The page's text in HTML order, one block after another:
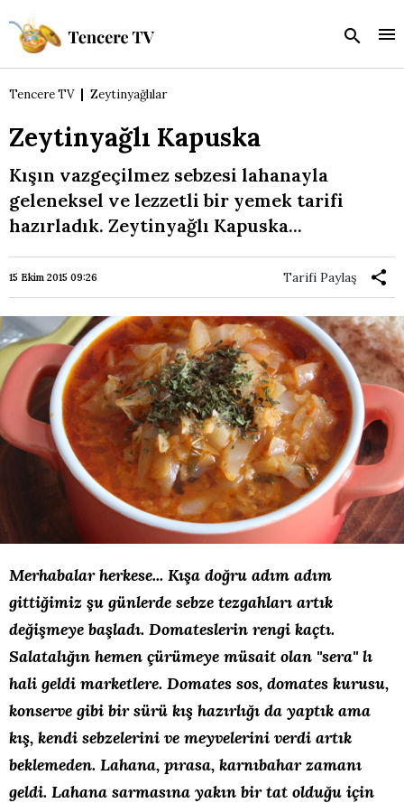
Tencere TV Zeytinyağlılar
Zeytinyağlı Kapuska
Kışın vazgeçilmez sebzesi lahanayla
geleneksel ve lezzetli bir yemek tarifi
hazırladık. Zeytinyağlı Kapuska...
15 Ekim 2015 09:26 Tarifi Paylaş
Merhabalar herkese... Kışa doğru adım adım
gittiğimiz şu günlerde sebze tezgahları artık
değişmeye başladı. Domateslerin rengi kaçtı.
Salatalığın hemen çürümeye müsait olan ''sera'' lı
hali geldi marketlere. Domates sos, domates kurusu,
konserve gibi bir sürü kış hazırlığı da yaptık ama
kış, kendi sebzelerini ve meyvelerini verdi artık
beklemeden. Lahana, pırasa, karnıbahar zamanı
geldi. Lahana sarmasına yakın bir tat olduğu için